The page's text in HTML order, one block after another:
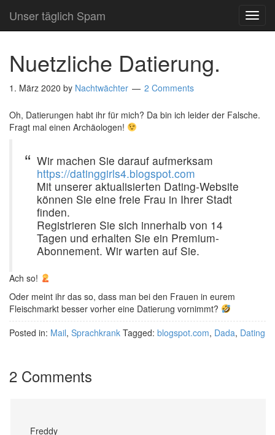
Unser täglich Spam
Nuetzliche Datierung.
1. März 2020 by Nachtwächter 2 Comments
Oh, Datierungen habt ihr für mich? Da bin ich leider der Falsche.
Fragt mal einen Archäologen!
Wir machen Sie darauf aufmerksam
https://datinggirls4.blogspot.com
Mit unserer aktualisierten Dating-Website
können Sie eine freie Frau in Ihrer Stadt
finden.
Registrieren Sie sich innerhalb von 14
Tagen und erhalten Sie ein Premium-
Abonnement. Wir warten auf Sie.
Ach so!
Oder meint ihr das so, dass man bei den Frauen in eurem
Fleischmarkt besser vorher eine Datierung vornimmt?
Posted in: Mail, Sprachkrank Tagged: blogspot.com, Dada, Dating
2 Comments
Freddy